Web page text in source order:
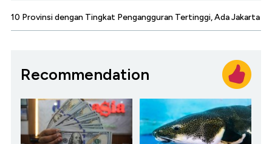
10 Provinsi dengan Tingkat Pengangguran Tertinggi, Ada Jakarta
Recommendation